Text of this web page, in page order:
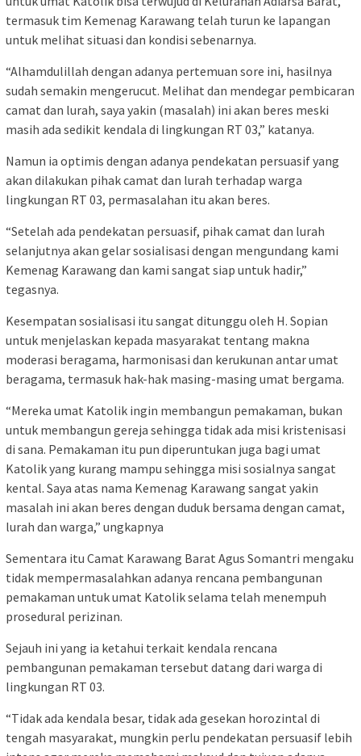
termasuk tim Kemenag Karawang telah turun ke lapangan
untuk melihat situasi dan kondisi sebenarnya.
“Alhamdulillah dengan adanya pertemuan sore ini, hasilnya
sudah semakin mengerucut. Melihat dan mendegar pembicaran
camat dan lurah, saya yakin (masalah) ini akan beres meski
masih ada sedikit kendala di lingkungan RT 03,” katanya.
Namun ia optimis dengan adanya pendekatan persuasif yang
akan dilakukan pihak camat dan lurah terhadap warga
lingkungan RT 03, permasalahan itu akan beres.
“Setelah ada pendekatan persuasif, pihak camat dan lurah
selanjutnya akan gelar sosialisasi dengan mengundang kami
Kemenag Karawang dan kami sangat siap untuk hadir,”
tegasnya.
Kesempatan sosialisasi itu sangat ditunggu oleh H. Sopian
untuk menjelaskan kepada masyarakat tentang makna
moderasi beragama, harmonisasi dan kerukunan antar umat
beragama, termasuk hak-hak masing-masing umat bergama.
“Mereka umat Katolik ingin membangun pemakaman, bukan
untuk membangun gereja sehingga tidak ada misi kristenisasi
di sana. Pemakaman itu pun diperuntukan juga bagi umat
Katolik yang kurang mampu sehingga misi sosialnya sangat
kental. Saya atas nama Kemenag Karawang sangat yakin
masalah ini akan beres dengan duduk bersama dengan camat,
lurah dan warga,” ungkapnya
Sementara itu Camat Karawang Barat Agus Somantri mengaku
tidak mempermasalahkan adanya rencana pembangunan
pemakaman untuk umat Katolik selama telah menempuh
prosedural perizinan.
Sejauh ini yang ia ketahui terkait kendala rencana
pembangunan pemakaman tersebut datang dari warga di
lingkungan RT 03.
“Tidak ada kendala besar, tidak ada gesekan horozintal di
tengah masyarakat, mungkin perlu pendekatan persuasif lebih